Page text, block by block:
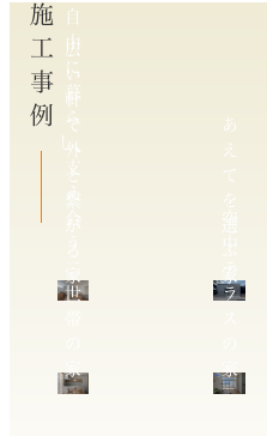
施工事例
広
い
軒
で
外
と
繋
が
る
あ
え
て
を
選
自
由
に
暮
ら
し、
支
え
合
う
世
家
空
ラ
家